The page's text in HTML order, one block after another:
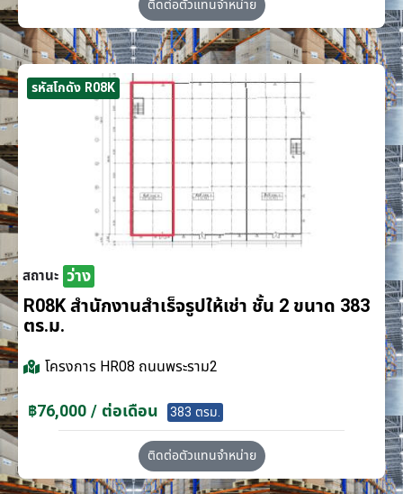
ติดต่อตัวแทนจำหน่าย
รหัสโกดัง R08K
สถานะ ว่าง
R08K สำนักงานสำเร็จรูปให้เช่า ชั้น 2 ขนาด 383
ตร.ม.
โครงการ HR08 ถนนพระราม2
฿76,000 / ต่อเดือน 383 ตรม.
ติดต่อตัวแทนจำหน่าย